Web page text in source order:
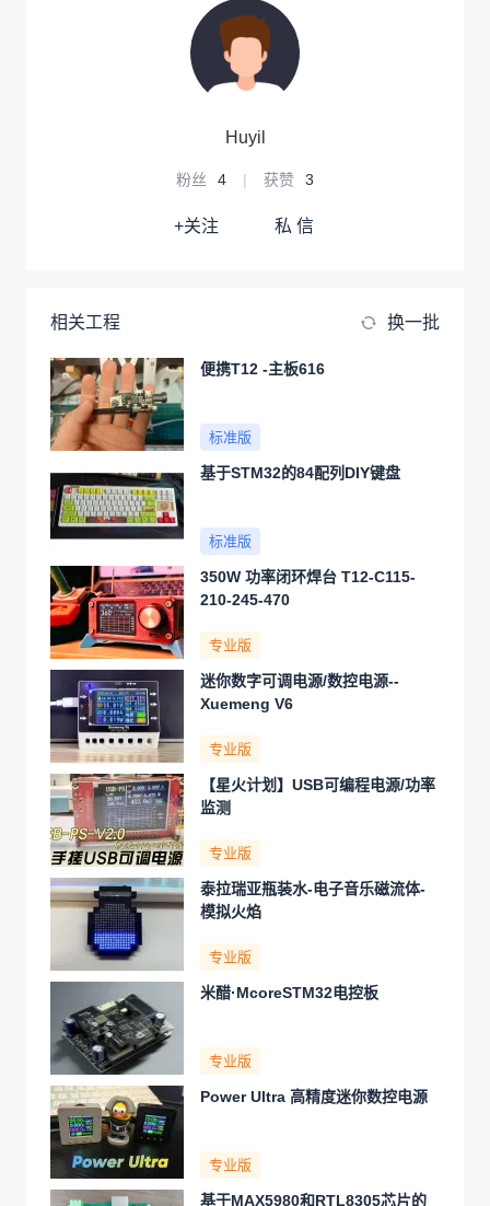
Huyil
粉丝 4 | 获赞 3
+关注 私 信
相关工程 换一批
便携T12 -主板616
标准版
基于STM32的84配列DIY键盘
标准版
350W 功率闭环焊台 T12-C115-
210-245-470
专业版
迷你数字可调电源/数控电源--
Xuemeng V6
专业版
【星火计划】USB可编程电源/功率
监测
专业版
泰拉瑞亚瓶装水-电子音乐磁流体-
模拟火焰
专业版
米醋·McoreSTM32电控板
专业版
Power Ultra 高精度迷你数控电源
专业版
基于MAX5980和RTL8305芯片的